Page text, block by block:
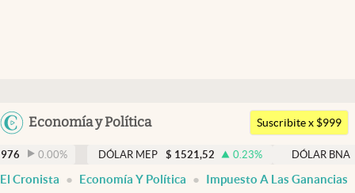
Argentina
Economía y Política
Members
Economía y Política
Finanzas y Mercados
Suscribite x $999
DÓLAR MEP $ 1521,52 0.23% DÓLAR BNA $ 1520
El Cronista Economía Y Política Impuesto A Las Ganancias